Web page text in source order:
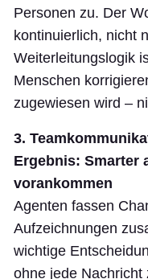
Personen zu. Der
kontinuierlich, nicht
Weiterleitungslogik
Menschen
zugewiesen wird –
3.
Ergebnis: Smarter
vorankommen
Agenten fassen
Aufzeichnungen
wichtige
ohne jede Nachricht